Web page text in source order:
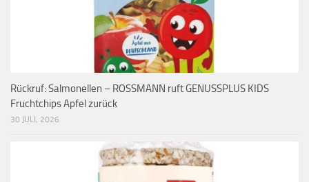
Rückruf: Salmonellen – ROSSMANN ruft GENUSSPLUS KIDS
Fruchtchips Apfel zurück
30 JULI, 2026